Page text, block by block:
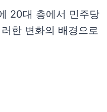
20대 층에서 민주당
한 변화의 배경으로